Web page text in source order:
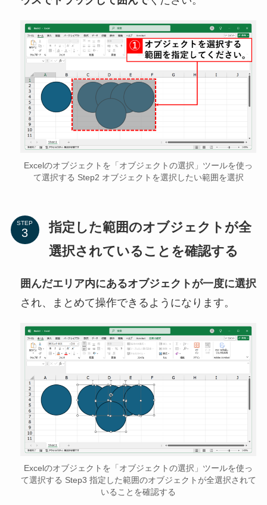
Excelのオブジェクトを「オブジェクトの選択」ツールを使っ
て選択する Step2 オブジェクトを選択したい範囲を選択
STEP
指定した範囲のオブジェクトが全
選択されていることを確認する
囲んだエリア内にあるオブジェクトが一度に選択
され、まとめて操作できるようになります。
Excelのオブジェクトを「オブジェクトの選択」ツールを使っ
て選択する Step3 指定した範囲のオブジェクトが全選択されて
いることを確認する